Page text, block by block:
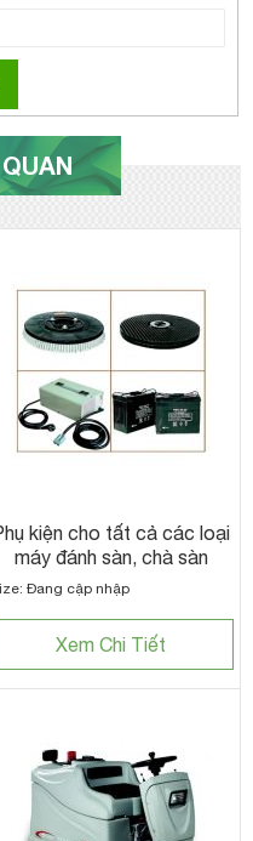
kiện cho tất cả các loại
máy đánh sàn, chà sàn
Đang cập nhập
Xem Chi Tiết